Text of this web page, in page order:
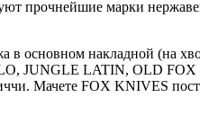
прочнейшие марки
в основном накладной (на
JUNGLE LATIN, OLD
Мачете FOX KNIVES